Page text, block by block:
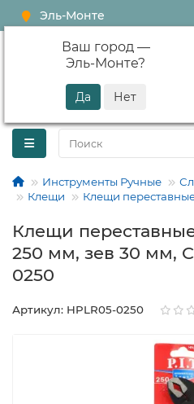
Эль-Монте
Ваш город —
Эль-Монте?
Инструменты Ручные
Клещи
Клещи
Клещи переставные
250 мм, зев 30 мм,
0250
Артикул: HPLR05-0250